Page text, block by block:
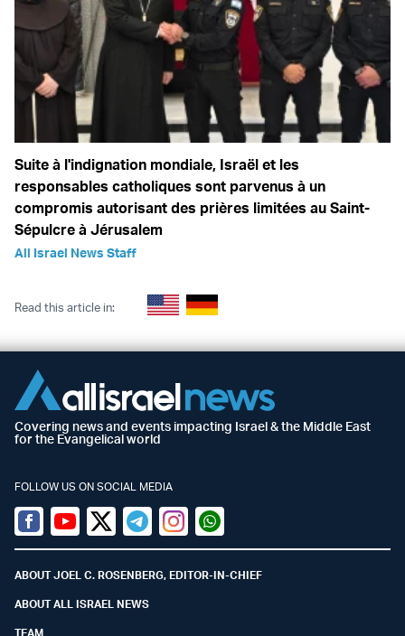
Suite à l'indignation mondiale, Israël et les
responsables catholiques sont parvenus à un
compromis autorisant des prières limitées au Saint-
Sépulcre à Jérusalem
All Israel News Staff
Read this article in:
Covering news and events impacting Israel & the Middle East
for the Evangelical world
FOLLOW US ON SOCIAL MEDIA
Facebook
YoutubeTwitter (X)
TelegramInstagramWhatsapp
ABOUT JOEL C. ROSENBERG, EDITOR-IN-CHIEF
ABOUT ALL ISRAEL NEWS
TEAM